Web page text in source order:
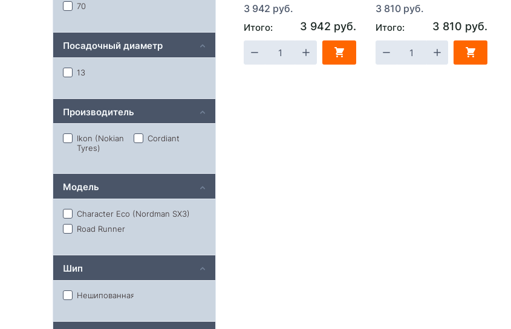
3 942 руб.
Итого: 3 942 руб.
3 810 руб.
Итого: 3 810 руб.
70
Посадочный диаметр
13
Производитель
Ikon (Nokian
Tyres)
Cordiant
Модель
Character Eco (Nordman SX3)
Road Runner
Шип
Нешипованная